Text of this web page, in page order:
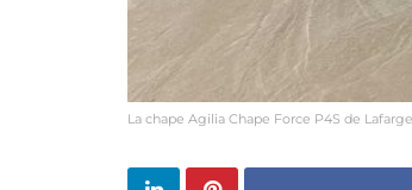
La chape Agilia Chape Force P4S de